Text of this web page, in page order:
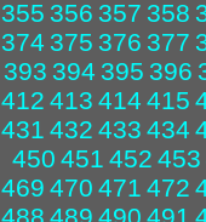
355 356 357 358
374 375 376 377
393 394 395 396
412 413 414 415
431 432 433 434
450 451 452 453
469 470 471 472